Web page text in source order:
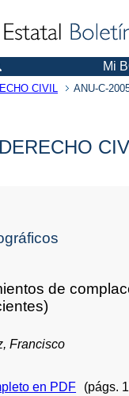
Mi
CIVIL ANU-C-
de
Francisco
en PDF (págs.